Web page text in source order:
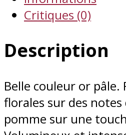
Critiques (0)
Description
Belle couleur or pâle.
florales sur des notes
pomme sur une